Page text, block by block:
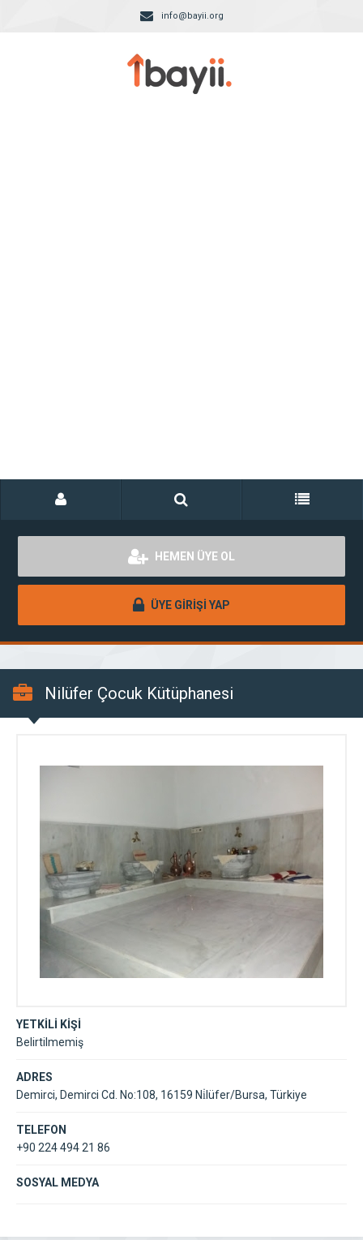
info@bayii.org
HEMEN ÜYE OL
ÜYE GİRİŞİ YAP
Nilüfer Çocuk Kütüphanesi
YETKİLİ KİŞİ
Belirtilmemiş
ADRES
Demirci, Demirci Cd. No:108, 16159 Ni̇lüfer/Bursa, Türkiye
TELEFON
+90 224 494 21 86
SOSYAL MEDYA